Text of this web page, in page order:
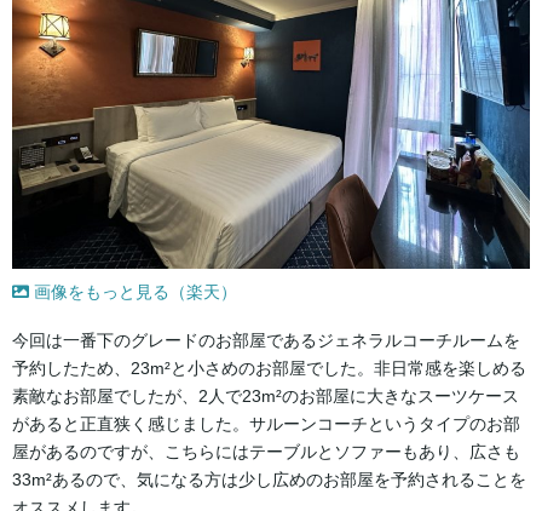
画像をもっと見る（楽天）
今回は一番下のグレードのお部屋であるジェネラルコーチルームを
予約したため、23m²と小さめのお部屋でした。非日常感を楽しめる
素敵なお部屋でしたが、2人で23m²のお部屋に大きなスーツケース
があると正直狭く感じました。サルーンコーチというタイプのお部
屋があるのですが、こちらにはテーブルとソファーもあり、広さも
33m²あるので、気になる方は少し広めのお部屋を予約されることを
オススメします。